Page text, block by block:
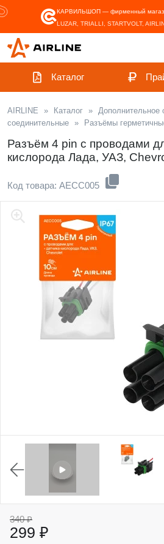
КАРВИЛЬШОП — фирменный
LUZAR, TRIALLI, STARTVOLT,
Каталог
AIRLINE » Каталог » Дополнительное
соединительные » Разъёмы
Разъём 4 pin с проводами
кислорода Лада, УАЗ,
Код товара: AECC005
340 ₽
299 ₽